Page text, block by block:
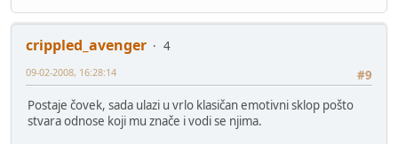
crippled_avenger
4
#9
09-02-2008, 16:28:14
Postaje čovek, sada ulazi u vrlo klasičan emotivni sklop pošto
stvara odnose koji mu znače i vodi se njima.